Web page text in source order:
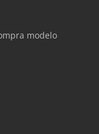
modelo